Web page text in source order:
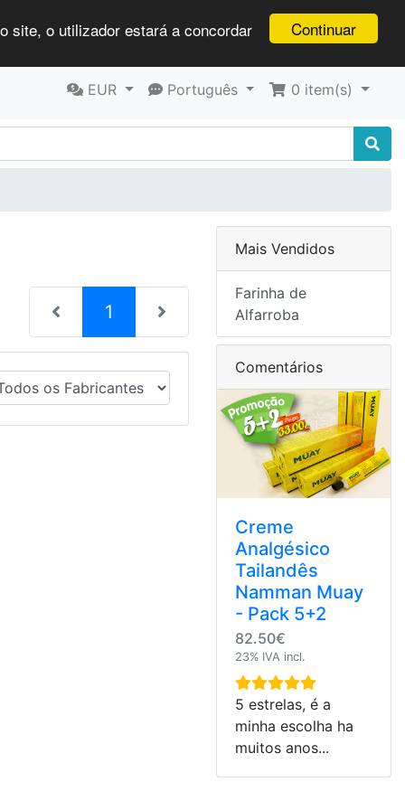
Continuar
site, o utilizador estará a concordar
EUR Português 0 item(s)
1 (current)
Mais Vendidos
Farinha de
Alfarroba
Comentários
Creme
Analgésico
Tailandês
Namman Muay
- Pack 5+2
82.50€
23% IVA incl.
5 estrelas, é a
minha escolha ha
muitos anos...